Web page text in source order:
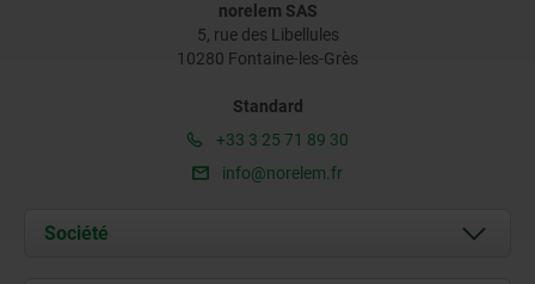
norelem SAS
5, rue des Libellules
10280 Fontaine-les-Grès
Standard
+33 3 25 71 89 30
info@norelem.fr
Société